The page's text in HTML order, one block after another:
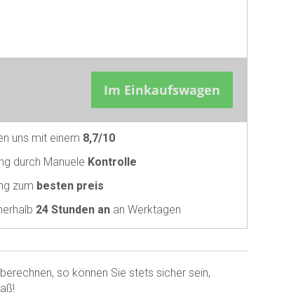
Im Einkaufswagen
uns mit einem 8,7/10
durch Manuele Kontrolle
zum besten preis
24 Stunden an an Werktagen
so können Sie stets sicher sein,